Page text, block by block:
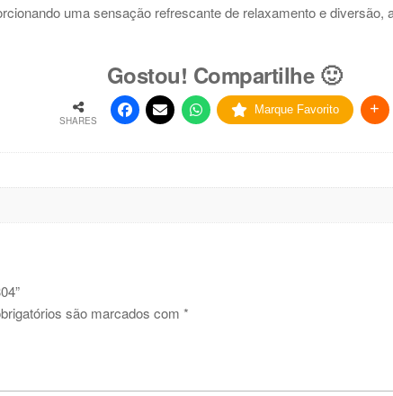
uma sensação refrescante de relaxamento e
Gostou! Compartilhe 🙂
SHARES
Marque Favorito
são marcados com *